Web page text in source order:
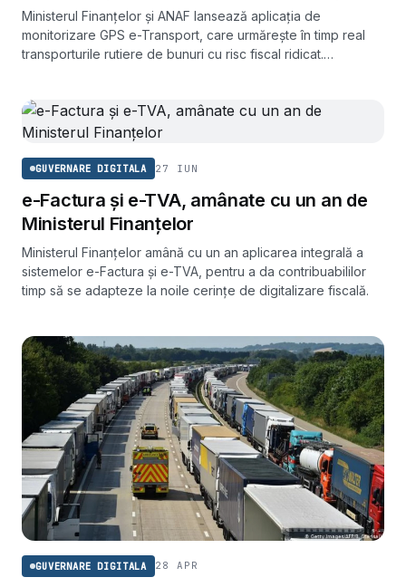
Ministerul Finanțelor și ANAF lansează aplicația de
monitorizare GPS e-Transport, care urmărește în timp real
transporturile rutiere de bunuri cu risc fiscal ridicat.
GUVERNARE DIGITALA 27 IUN
e-Factura și e-TVA, amânate cu un an de
Ministerul Finanțelor
Ministerul Finanțelor amână cu un an aplicarea integrală a
sistemelor e-Factura și e-TVA, pentru a da contribuabililor
timp să se adapteze la noile cerințe de digitalizare fiscală.
GUVERNARE DIGITALA 28 APR